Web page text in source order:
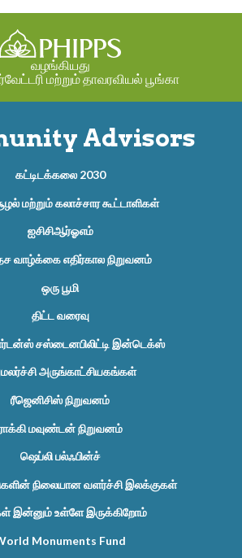
வழங்கியது
மற்றும் தாவரவியல் பூங்கா
Advisors
கட்டிடக்கலை 2030
மற்றும் கலாச்சார கூட்டாளிகள்
ஐசிசிஆர்ஓஎம்
வாழ்க்கை எதிர்கால நிறுவனம்
ஒரு பூமி
திட்ட வரைவு
சஸ்டைனபிலிட்டி இன்டெக்ஸ்
அருங்காட்சியகங்கள்
ரீஜெனிசிஸ் நிறுவனம்
மவுண்டன் நிறுவனம்
ஷெப்லி பல்ஃபின்ச்
நிலையான வளர்ச்சி இலக்குகள்
இன்னும் உள்ளே இருக்கிறோம்
Monuments Fund